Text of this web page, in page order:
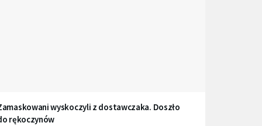
wyskoczyli z dostawczaka. Doszło
rękoczynów